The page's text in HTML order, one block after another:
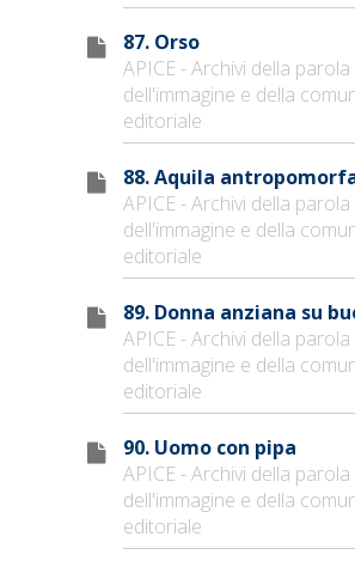
87. Orso
APICE - Archivi della parola
dell'immagine e della
editoriale
88. Aquila
APICE - Archivi della parola
dell'immagine e della
editoriale
89. Donna anziana su
APICE - Archivi della parola
dell'immagine e della
editoriale
90. Uomo con pipa
APICE - Archivi della parola
dell'immagine e della
editoriale